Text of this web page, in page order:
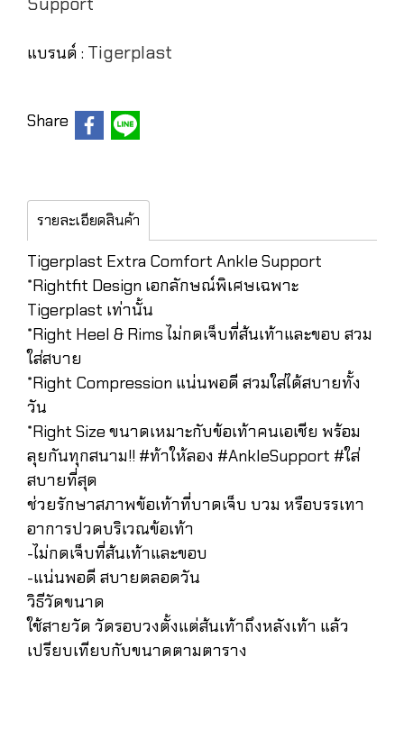
แบรนด์ : Tigerplast
Share
รายละเอียดสินค้า
Tigerplast Extra Comfort Ankle Support
*Rightfit Design เอกลักษณ์พิเศษเฉพาะ
Tigerplast เท่านั้น
*Right Heel & Rims ไม่กดเจ็บที่ส้นเท้าและขอบ สวม
ใส่สบาย
*Right Compression แน่นพอดี สวมใส่ได้สบายทั้ง
วัน
*Right Size ขนาดเหมาะกับข้อเท้าคนเอเชีย พร้อม
ลุยกันทุกสนาม!! #ท้าให้ลอง #AnkleSupport #ใส่
สบายที่สุด
ช่วยรักษาสภาพข้อเท้าที่บาดเจ็บ บวม หรือบรรเทา
อาการปวดบริเวณข้อเท้า
-ไม่กดเจ็บที่ส้นเท้าและขอบ
-แน่นพอดี สบายตลอดวัน
วิธีวัดขนาด
ใช้สายวัด วัดรอบวงตั้งแต่ส้นเท้าถึงหลังเท้า แล้ว
เปรียบเทียบกับขนาดตามตาราง